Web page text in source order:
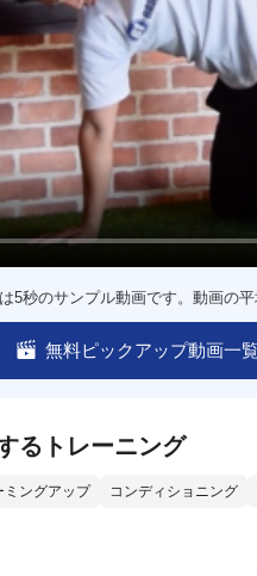
5秒のサンプル動画です。動画の平
無料ピックアップ動画一
るトレーニング
ミングアップ コンディショニング